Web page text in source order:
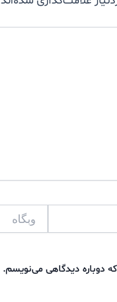
دوباره دیدگاهی می‌نویسم.